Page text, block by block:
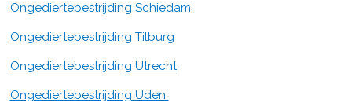
Ongediertebestrijding Schiedam
Ongediertebestrijding Tilburg
Ongediertebestrijding Utrecht
Ongediertebestrijding Uden